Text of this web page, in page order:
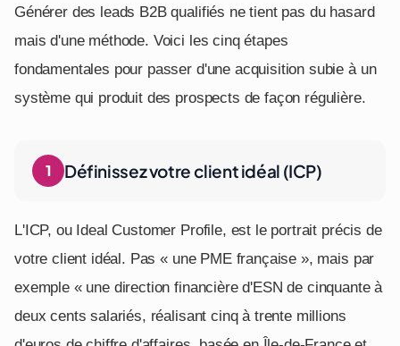
Générer des leads B2B qualifiés ne tient pas du hasard
mais d'une méthode. Voici les cinq étapes
fondamentales pour passer d'une acquisition subie à un
système qui produit des prospects de façon régulière.
Définissez votre client idéal (ICP)
L'ICP, ou Ideal Customer Profile, est le portrait précis de
votre client idéal. Pas « une PME française », mais par
exemple « une direction financière d'ESN de cinquante à
deux cents salariés, réalisant cinq à trente millions